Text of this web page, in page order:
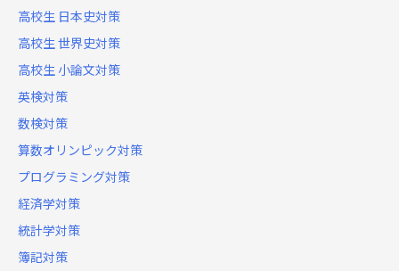
高校生 日本史対策
高校生 世界史対策
高校生 小論文対策
英検対策
数検対策
算数オリンピック対策
プログラミング対策
経済学対策
統計学対策
簿記対策